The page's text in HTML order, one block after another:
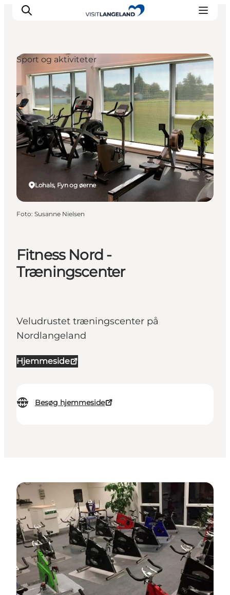
Oplevelser
Byer og øer
Outdoor
Overnatning
Planlæg ferie
Fitness Nord -
Træningscenter
Veludrustet træningscenter på
Nordlangeland
Hjemmeside
Besøg hjemmeside
Lohals, Fyn og øerne
Sport og aktiviteter
Foto: Susanne Nielsen